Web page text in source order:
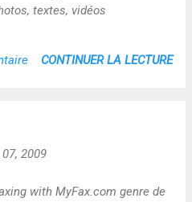
textes, vidéos
CONTINUER LA LECTURE
2009
with MyFax.com genre de